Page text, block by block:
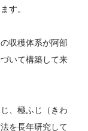
す。
収穫体系が阿部
いて構築して来
、極ふじ（きわ
を長年研究して